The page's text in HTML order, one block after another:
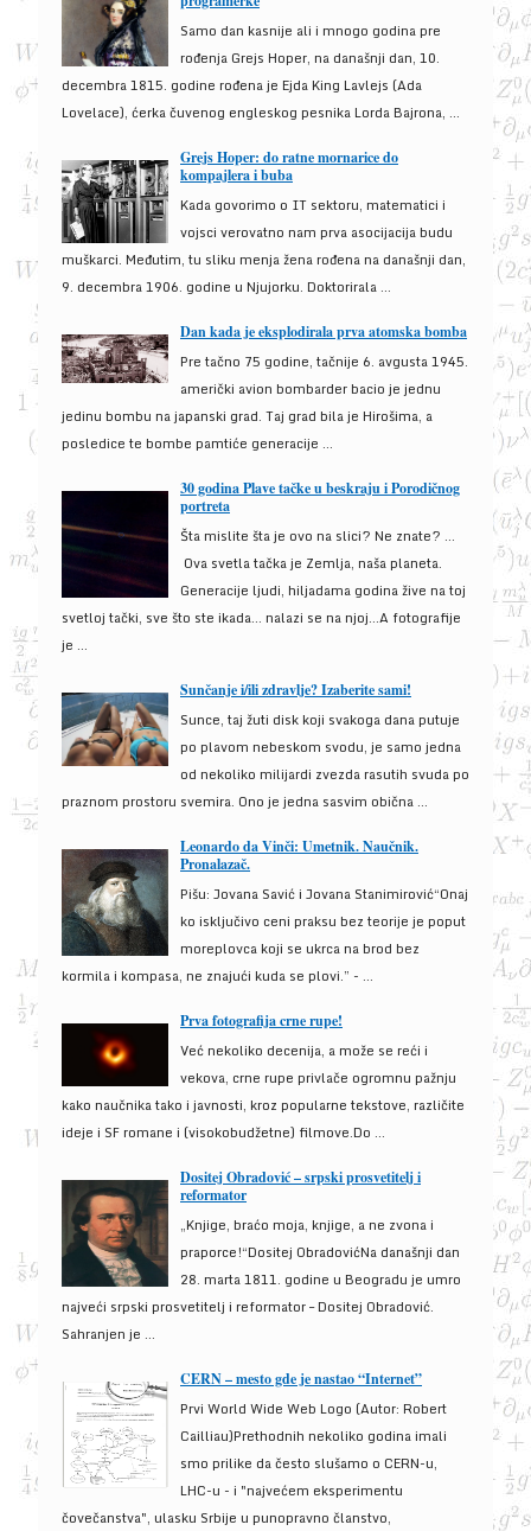
Samo dan kasnije ali i mnogo godina pre
rođenja Grejs Hoper, na današnji dan, 10.
decembra 1815. godine rođena je Ejda King Lavlejs (Ada
Lovelace), ćerka čuvenog engleskog pesnika Lorda Bajrona, ...
Grejs Hoper: do ratne mornarice do
kompajlera i buba
Kada govorimo o IT sektoru, matematici i
vojsci verovatno nam prva asocijacija budu
muškarci. Međutim, tu sliku menja žena rođena na današnji dan,
9. decembra 1906. godine u Njujorku. Doktorirala ...
Dan kada je eksplodirala prva atomska bomba
Pre tačno 75 godine, tačnije 6. avgusta 1945.
američki avion bombarder bacio je jednu
jedinu bombu na japanski grad. Taj grad bila je Hirošima, a
posledice te bombe pamtiće generacije ...
30 godina Plave tačke u beskraju i Porodičnog
portreta
Šta mislite šta je ovo na slici? Ne znate? …
Ova svetla tačka je Zemlja, naša planeta.
Generacije ljudi, hiljadama godina žive na toj
svetloj tački, sve što ste ikada… nalazi se na njoj…A fotografije
je ...
Sunčanje i/ili zdravlje? Izaberite sami!
Sunce, taj žuti disk koji svakoga dana putuje
po plavom nebeskom svodu, je samo jedna
od nekoliko milijardi zvezda rasutih svuda po
praznom prostoru svemira. Ono je jedna sasvim obična ...
Leonardo da Vinči: Umetnik. Naučnik.
Pronalazač.
Pišu: Jovana Savić i Jovana Stanimirović“Onaj
ko isključivo ceni praksu bez teorije je poput
moreplovca koji se ukrca na brod bez
kormila i kompasa, ne znajući kuda se plovi.” - ...
Prva fotografija crne rupe!
Već nekoliko decenija, a može se reći i
vekova, crne rupe privlače ogromnu pažnju
kako naučnika tako i javnosti, kroz popularne tekstove, različite
ideje i SF romane i (visokobudžetne) filmove.Do ...
Dositej Obradović – srpski prosvetitelj i
reformator
„Knjige, braćo moja, knjige, a ne zvona i
praporce!“Dositej ObradovićNa današnji dan
28. marta 1811. godine u Beogradu je umro
najveći srpski prosvetitelj i reformator – Dositej Obradović.
Sahranjen je ...
CERN – mesto gde je nastao “Internet”
Prvi World Wide Web Logo (Autor: Robert
Cailliau)Prethodnih nekoliko godina imali
smo prilike da često slušamo o CERN-u,
LHC-u - i "najvećem eksperimentu
čovečanstva", ulasku Srbije u punopravno članstvo,